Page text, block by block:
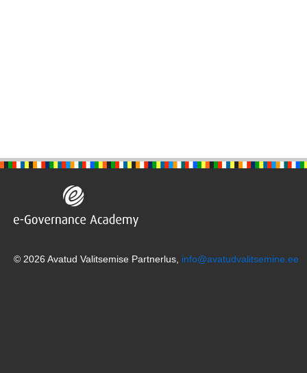
© 2026 Avatud Valitsemise Partnerlus, info@avatudvalitsemine.ee